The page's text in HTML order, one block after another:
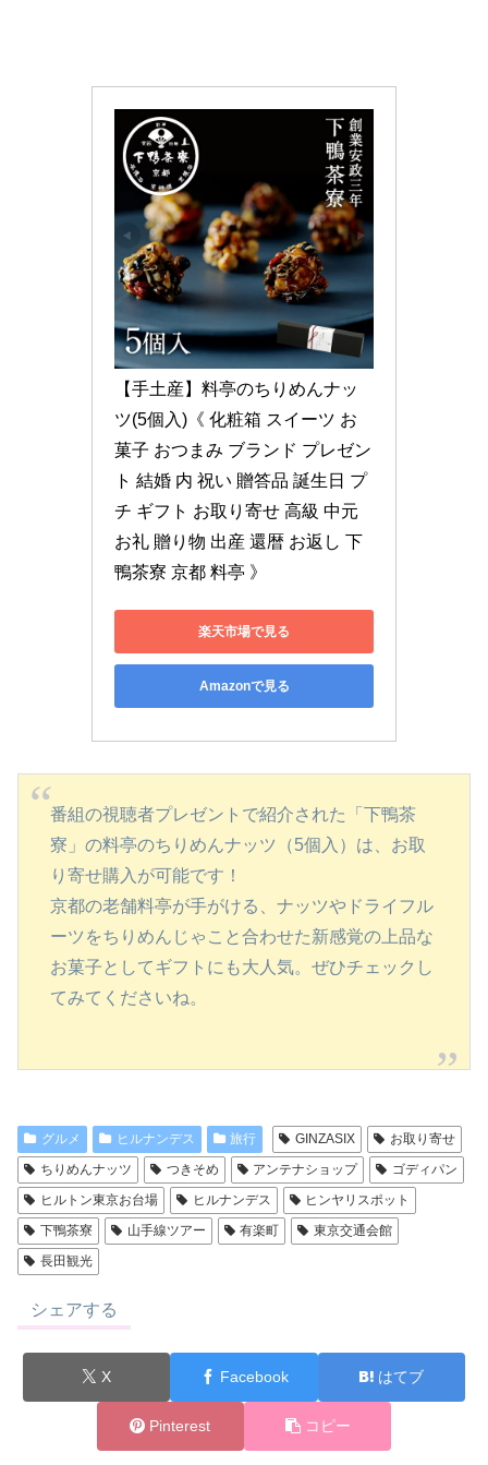
【手土産】料亭のちりめんナッ
ツ(5個入)《 化粧箱 スイーツ お
菓子 おつまみ ブランド プレゼン
ト 結婚 内 祝い 贈答品 誕生日 プ
チ ギフト お取り寄せ 高級 中元
お礼 贈り物 出産 還暦 お返し 下
鴨茶寮 京都 料亭 》
楽天市場で見る
Amazonで見る
番組の視聴者プレゼントで紹介された「下鴨茶
寮」の料亭のちりめんナッツ（5個入）は、お取
り寄せ購入が可能です！
京都の老舗料亭が手がける、ナッツやドライフル
ーツをちりめんじゃこと合わせた新感覚の上品な
お菓子としてギフトにも大人気。ぜひチェックし
てみてくださいね。
グルメ ヒルナンデス 旅行 GINZASIX
お取り寄せ
ちりめんナッツ
つきそめ アンテナショップ
ゴディパン
ヒルトン東京お台場
ヒルナンデス
ヒンヤリスポット
下鴨茶寮
山手線ツアー 有楽町
東京交通会館
長田観光
シェアする
X Facebook はてブ
Pinterest コピー